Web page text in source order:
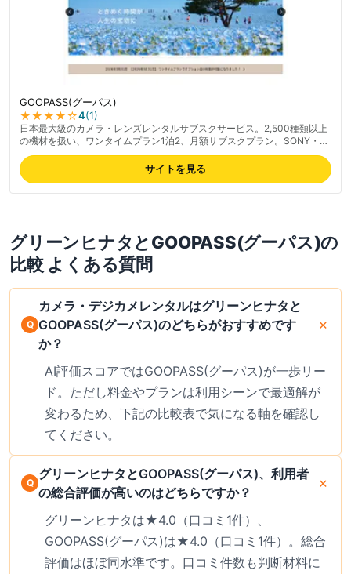
GOOPASS(グーパス)
★★★★☆4(1)
日本最大級のカメラ・レンズレンタルサブスクサービス。2,500種類以上
の機材を扱い、ワンタイムプラン1泊2、月額サブスクプラン。SONY・
Canon・Nikon・FUJIFILM・Panasonic・Leica・DJI・GoPro他多数の
ブランドに対応。最短当日発送・最長30日前予約・コンビニ返却対応で
初心者からプロまで幅広く支持。最新の料金は公式サイトでご確認くださ
い。
サイトを見る
グリーンヒナタ とGOOPASS(グーパス)の
比較 よくある質問
カメラ・デジカメレンタルはグリーンヒナタと
GOOPASS(グーパス)のどちらがおすすめです
か？
AI評価スコアではGOOPASS(グーパス)が一歩リー
ド。ただし料金やプランは利用シーンで最適解が
変わるため、下記の比較表で気になる軸を確認し
てください。
グリーンヒナタとGOOPASS(グーパス)、利用者
の総合評価が高いのはどちらですか？
グリーンヒナタは★4.0（口コミ1件）、
GOOPASS(グーパス)は★4.0（口コミ1件）。総合
評価はほぼ同水準です。口コミ件数も判断材料に